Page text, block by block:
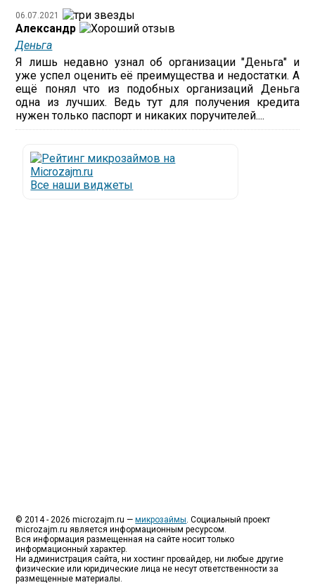
06.07.2021
Александр
Деньга
Я лишь недавно узнал об организации "Деньга" и
уже успел оценить её преимущества и недостатки. А
ещё понял что из подобных организаций Деньга
одна из лучших. Ведь тут для получения кредита
нужен только паспорт и никаких поручителей....
Все наши виджеты
© 2014 - 2026 microzajm.ru —микрозаймы. Социальный проект
microzajm.ru является информационным ресурсом.
Вся информация размещенная на сайте носит только
информационный характер.
Ни администрация сайта, ни хостинг провайдер, ни любые другие
физические или юридические лица не несут ответственности за
размещенные материалы.